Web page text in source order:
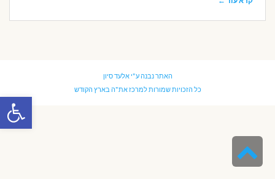
פתח
האתר נבנה ע"יאלעד סיון
כל הזכויות שמורות למרכז את"ה בארץ הקודש
לראש